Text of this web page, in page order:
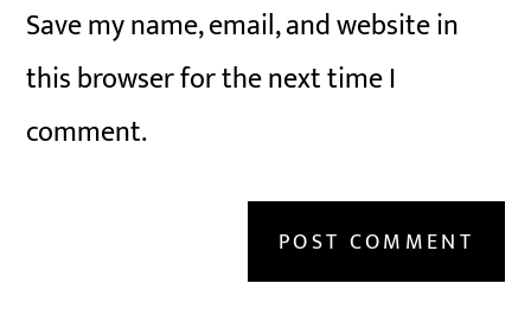
Save my name, email, and website in
this browser for the next time I
comment.